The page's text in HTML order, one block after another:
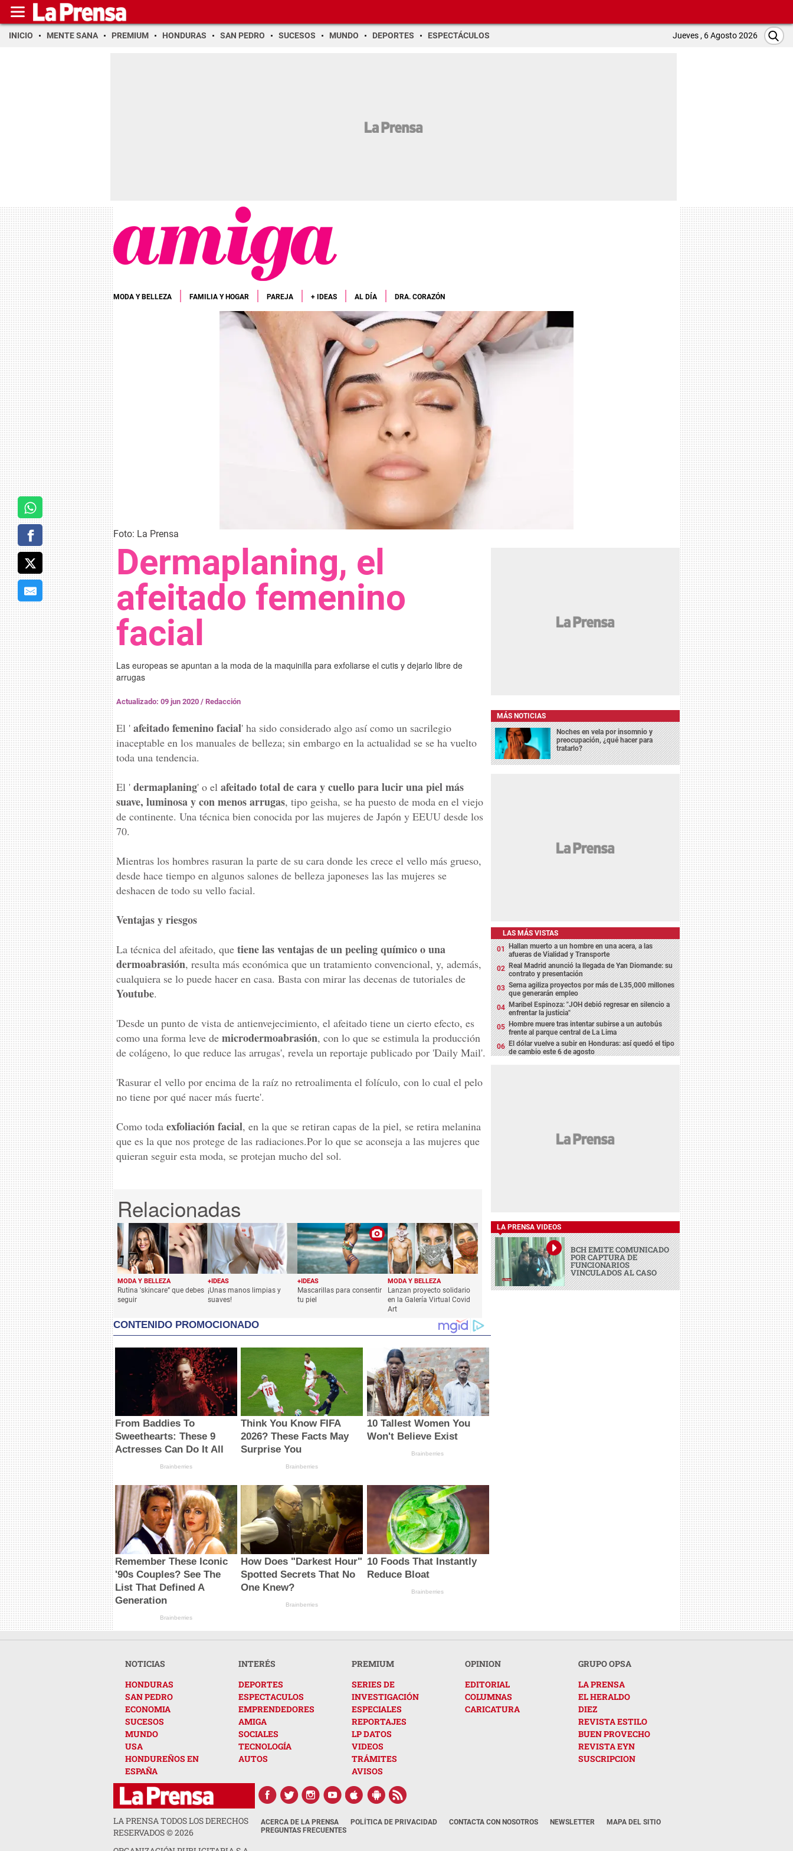
INICIO MENTE SANA PREMIUM HONDURAS SAN PEDRO SUCESOS MUNDO DEPORTES ESPECTÁCULOS Jueves , 6 Agosto 2026
MODA Y BELLEZA FAMILIA Y HOGAR PAREJA + IDEAS AL DÍA DRA. CORAZÓN
Foto: La Prensa
Dermaplaning, el
afeitado femenino
facial
Las europeas se apuntan a la moda de la maquinilla para exfoliarse el cutis y dejarlo libre de
arrugas
Actualizado: 09 jun 2020 / Redacción
El ' afeitado femenino facial' ha sido considerado algo así como un sacrilegio
inaceptable en los manuales de belleza; sin embargo en la actualidad se se ha vuelto
toda una tendencia.
El ' dermaplaning' o el afeitado total de cara y cuellopara lucir una piel más
suave, luminosa y con menos arrugas, tipo geisha, se ha puesto de moda en el viejo
de continente. Una técnica bien conocida por las mujeres de Japón y EEUU desde los
70.
Mientras los hombres rasuran la parte de su cara donde les crece el vello más grueso,
desde hace tiempo en algunos salones de belleza japoneses las las mujeres se
deshacen de todo su vello facial.
Ventajas y riesgos
La técnica del afeitado, que tiene las ventajas de un peeling químico o una
dermoabrasión, resulta más económica que un tratamiento convencional, y, además,
cualquiera se lo puede hacer en casa. Basta con mirar las decenas de tutoriales de
Youtube.
'Desde un punto de vista de antienvejecimiento, el afeitado tiene un cierto efecto, es
como una forma leve de microdermoabrasión, con lo que se estimula la producción
de colágeno, lo que reduce las arrugas', revela un reportaje publicado por 'Daily Mail'.
'Rasurar el vello por encima de la raíz no retroalimenta el folículo, con lo cual el pelo
no tiene por qué nacer más fuerte'.
Como toda exfoliación facial, en la que se retiran capas de la piel, se retira melanina
que es la que nos protege de las radiaciones.Por lo que se aconseja a las mujeres que
quieran seguir esta moda, se protejan mucho del sol.
MODA Y BELLEZA
Rutina 'skincare” que debes
seguir
+IDEAS
¡Unas manos limpias y
suaves!
+IDEAS
Mascarillas para consentir
tu piel
MODA Y BELLEZA
Lanzan proyecto solidario
en la Galería Virtual Covid
Art
CONTENIDO PROMOCIONADO
From Baddies To
Sweethearts: These 9
Actresses Can Do It All
Brainberries
Think You Know FIFA
2026? These Facts May
Surprise You
Brainberries
10 Tallest Women You
Won't Believe Exist
Brainberries
Remember These Iconic
'90s Couples? See The
List That Defined A
Generation
Brainberries
How Does "Darkest Hour"
Spotted Secrets That No
One Knew?
Brainberries
10 Foods That Instantly
Reduce Bloat
Brainberries
MÁS NOTICIAS
Noches en vela por insomnio y
preocupación, ¿qué hacer para
tratarlo?
LAS MÁS VISTAS
Hallan muerto a un hombre en una acera, a las
afueras de Vialidad y Transporte
Real Madrid anunció la llegada de Yan Diomande: su
contrato y presentación
Serna agiliza proyectos por más de L35,000 millones
que generarán empleo
Maribel Espinoza: "JOH debió regresar en silencio a
enfrentar la justicia"
Hombre muere tras intentar subirse a un autobús
frente al parque central de La Lima
El dólar vuelve a subir en Honduras: así quedó el tipo
de cambio este 6 de agosto
LA PRENSA VIDEOS
BCH EMITE COMUNICADO
POR CAPTURA DE
FUNCIONARIOS
VINCULADOS AL CASO
NOTICIAS
HONDURAS
SAN PEDRO
ECONOMIA
SUCESOS
MUNDO
USA
HONDUREÑOS EN
ESPAÑA
INTERÉS
DEPORTES
ESPECTACULOS
EMPRENDEDORES
AMIGA
SOCIALES
TECNOLOGÍA
AUTOS
PREMIUM
SERIES DE
INVESTIGACIÓN
ESPECIALES
REPORTAJES
LP DATOS
VIDEOS
TRÁMITES
AVISOS
OPINION
EDITORIAL
COLUMNAS
CARICATURA
GRUPO OPSA
LA PRENSA
EL HERALDO
DIEZ
REVISTA ESTILO
BUEN PROVECHO
REVISTA EYN
SUSCRIPCION
LA PRENSA TODOS LOS DERECHOS
RESERVADOS ©2026
ACERCA DE LA PRENSA POLÍTICA DE PRIVACIDAD CONTACTA CON NOSOTROS NEWSLETTER
MAPA DEL SITIO
PREGUNTAS FRECUENTES